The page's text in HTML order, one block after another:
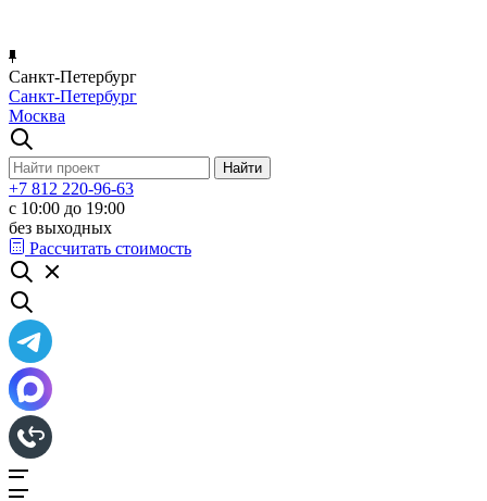
Санкт-Петербург
Санкт-Петербург
Москва
+7 812 220-96-63
с 10:00 до 19:00
без выходных
Рассчитать стоимость